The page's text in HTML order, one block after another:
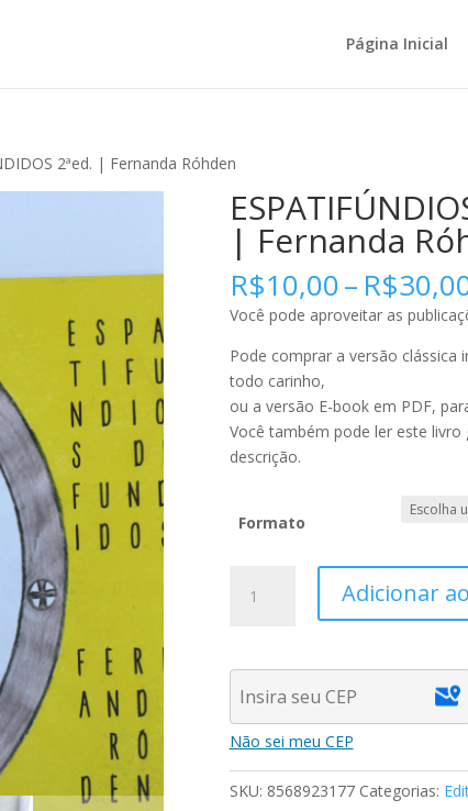
Página Inicial
2ªed. | Fernanda Róhden
| Fernanda
R$10,00– R$
Você pode aproveitar as
Pode comprar a versão clássica
todo carinho,
ou a versão E-book em PDF,
Você também pode ler este
descrição.
Formato
DIFUNDIDOS
Fernanda
Róhden
quantidade
Adicionar
Não sei meu CEP
SKU: 8568923177 Categorias: